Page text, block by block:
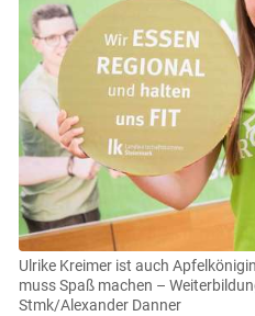
Ulrike Kreimer ist auch
muss Spaß machen –
Stmk/Alexander Danner